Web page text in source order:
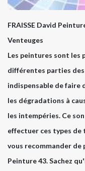
FRAISSE David
Venteuges
Les peintures sont les
différentes parties
indispensable de faire
les dégradations à
les intempéries. Ce
effectuer ces types de
vous recommander de
Peinture 43. Sachez